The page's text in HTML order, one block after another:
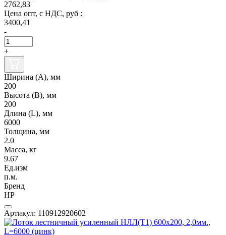
2762,83
Цена опт, с НДС, руб :
3400,41
-
+
Ширина (А), мм
200
Высота (В), мм
200
Длина (L), мм
6000
Толщина, мм
2.0
Масса, кг
9.67
Ед.изм
п.м.
Бренд
НР
Артикул: 110912920602